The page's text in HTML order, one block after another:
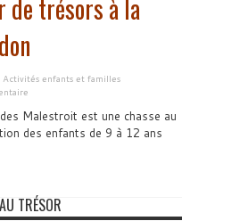
de trésors à la
Activités enfants et familles
Malestroit est une chasse au
des enfants de 9 à 12 ans
TRÉSOR